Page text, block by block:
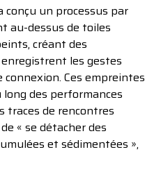
conçu un processus par
au-dessus de toiles
créant des
les gestes
Ces empreintes
des performances
traces de rencontres
« se détacher des
et sédimentées »,